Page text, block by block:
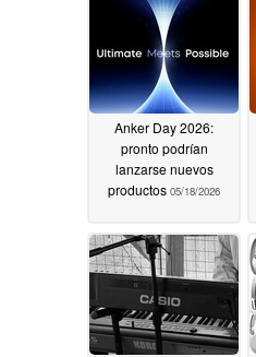
Anker Day 2026:
pronto podrían
lanzarse nuevos
productos 05/18/2026